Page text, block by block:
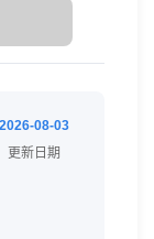
2026-08-03
更新日期